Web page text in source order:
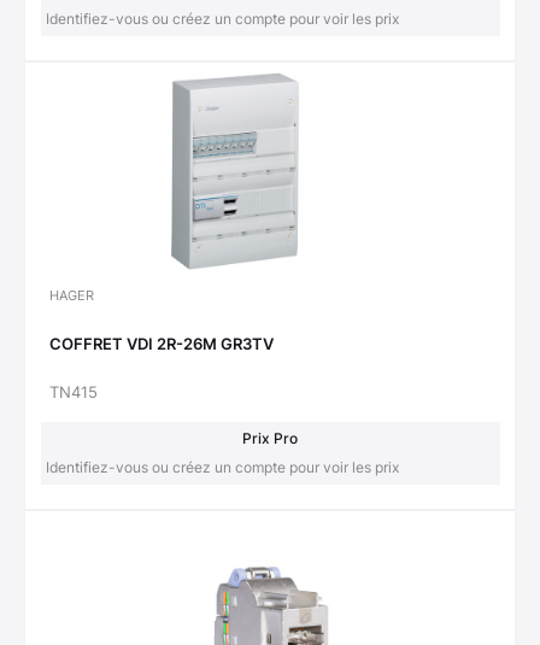
Identifiez-vous ou créez un compte pour voir les prix
HAGER
COFFRET VDI 2R-26M GR3TV
TN415
Prix Pro
Identifiez-vous ou créez un compte pour voir les prix